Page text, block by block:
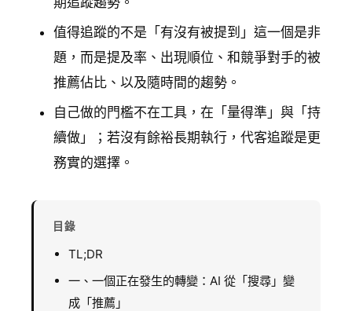
值得追蹤的不是「有沒有被提到」這一個是非
題，而是提及率、出現順位、和競爭對手的被
推薦佔比、以及隨時間的趨勢。
自己做的門檻不在工具，在「量得準」與「持
續做」；若沒有餘裕長期執行，代客追蹤是更
務實的選擇。
目錄
TL;DR
一、一個正在發生的轉變：AI 從「搜尋」變
成「推薦」